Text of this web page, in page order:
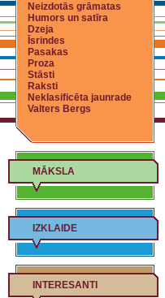
Neizdotās grāmatas
Humors un satīra
Dzeja
Īsrindes
Pasakas
Proza
Stāsti
Raksti
Neklasificēta jaunrade
Valters Bergs
MĀKSLA
IZKLAIDE
INTERESANTI